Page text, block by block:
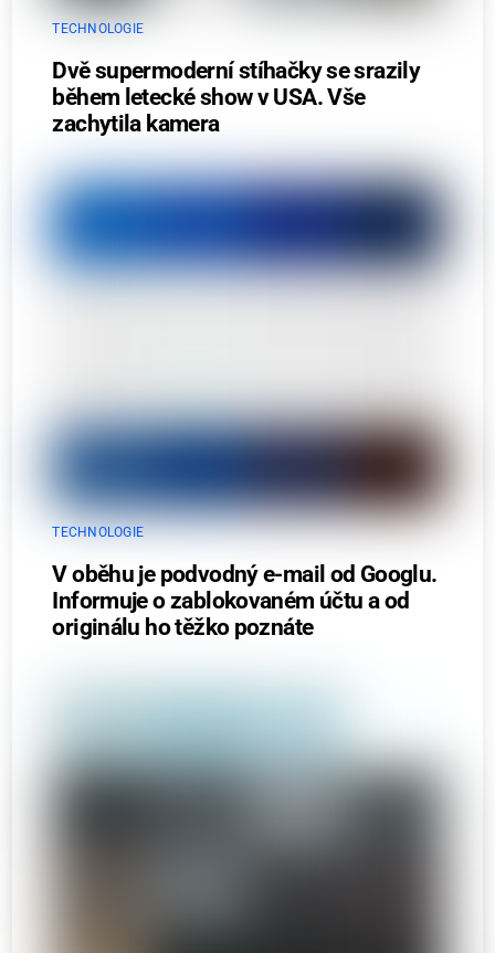
TECHNOLOGIE
Dvě supermoderní stíhačky se srazily
během letecké show v USA. Vše
zachytila kamera
TECHNOLOGIE
V oběhu je podvodný e-mail od Googlu.
Informuje o zablokovaném účtu a od
originálu ho těžko poznáte